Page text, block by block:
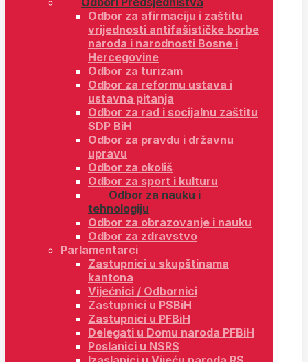
Odbor za afirmaciju i zaštitu
vrijednosti antifašističke borbe
naroda i narodnosti Bosne i
Hercegovine
Odbor za turizam
Odbor za reformu ustava i
ustavna pitanja
Odbor za rad i socijalnu zaštitu
SDP BiH
Odbor za pravdu i državnu
upravu
Odbor za okoliš
Odbor za sport i kulturu
Odbor za nauku i
tehnologiju
Odbor za obrazovanje i nauku
Odbor za zdravstvo
Parlamentarci
Zastupnici u skupštinama
kantona
Vijećnici / Odbornici
Zastupnici u PSBiH
Zastupnici u PFBiH
Delegati u Domu naroda PFBiH
Poslanici u NSRS